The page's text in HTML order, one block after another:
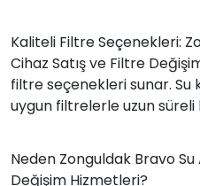
Kaliteli Filtre Seçenekleri:
Cihaz Satış ve Filtre
filtre seçenekleri sunar.
uygun filtrelerle uzun süreli
Neden Zonguldak Bravo
Değişim Hizmetleri?